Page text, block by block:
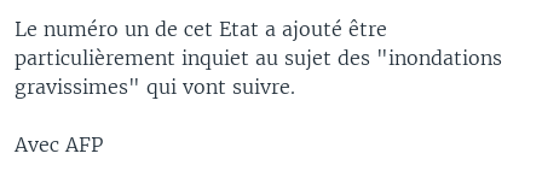
Le numéro un de cet Etat a ajouté être
particulièrement inquiet au sujet des "inondations
gravissimes" qui vont suivre.
Avec AFP